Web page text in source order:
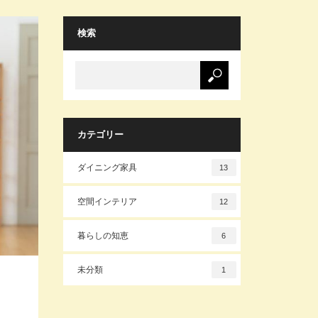
検索
カテゴリー
ダイニング家具 13
空間インテリア 12
暮らしの知恵 6
未分類 1